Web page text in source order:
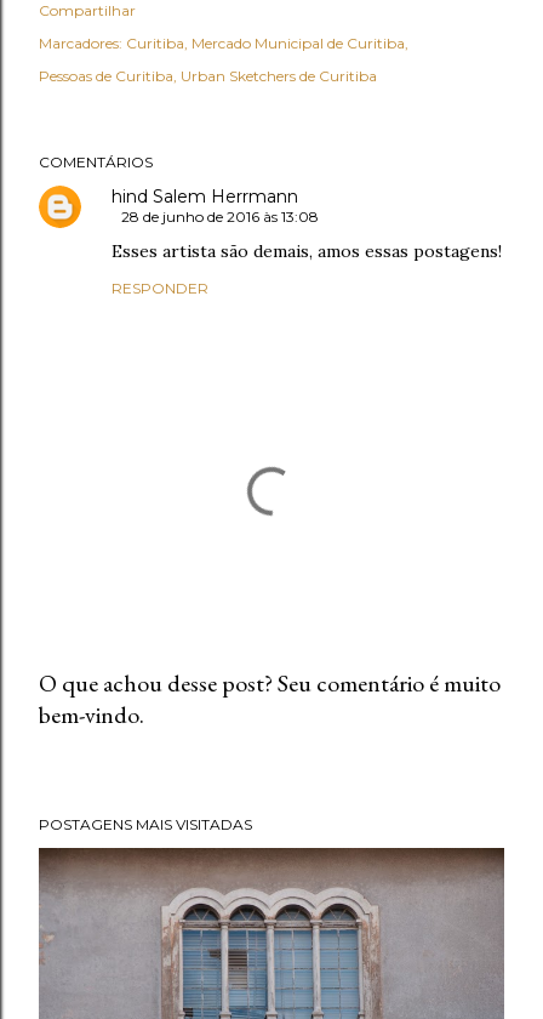
Compartilhar
Marcadores: Curitiba Mercado Municipal de Curitiba
Pessoas de Curitiba Urban Sketchers de Curitiba
COMENTÁRIOS
hind Salem Herrmann
28 de junho de 2016 às 13:08
Esses artista são demais, amos essas postagens!
RESPONDER
P
a
r
u
m
c
O que achou desse post? Seu comentário é muito
bem-vindo.
POSTAGENS MAIS VISITADAS